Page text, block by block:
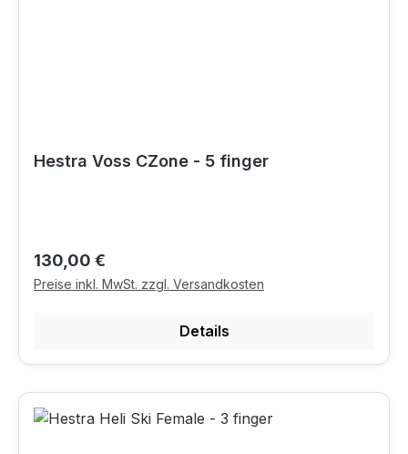
Hestra Voss CZone - 5 finger
Regulärer Preis:
130,00 €
Preise inkl. MwSt. zzgl. Versandkosten
Details